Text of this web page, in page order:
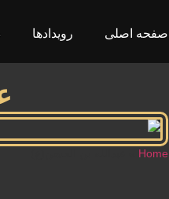
صفحه اصلی رویدادها
Home